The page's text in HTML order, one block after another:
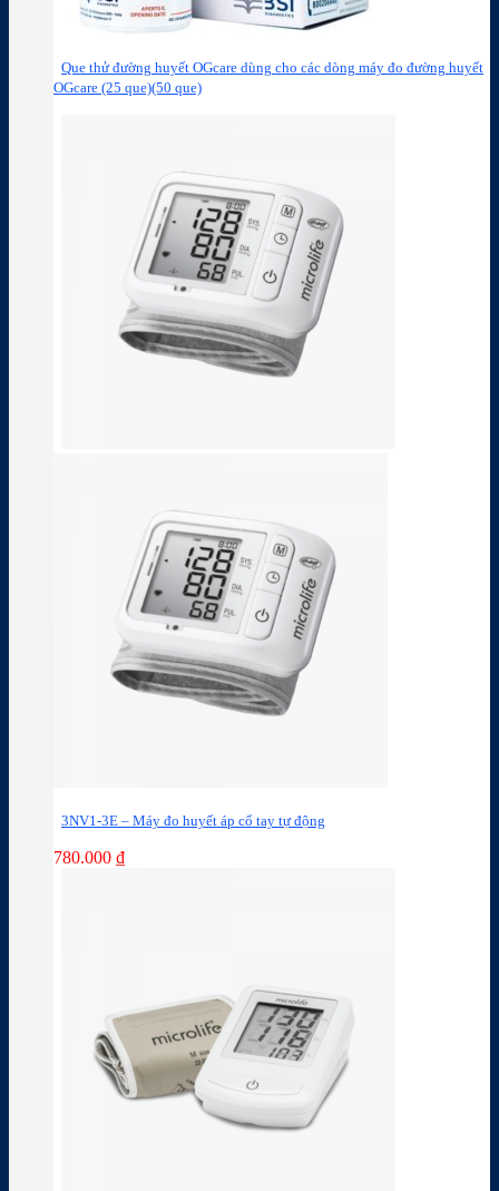
Que thử đường huyết OGcare dùng cho các dòng máy đo đường huyết
OGcare (25 que)(50 que)
3NV1-3E – Máy đo huyết áp cổ tay tự động
780.000 ₫